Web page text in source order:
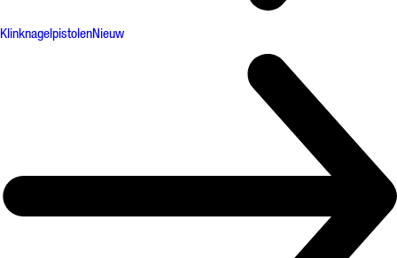
KlinknagelpistolenNieuw